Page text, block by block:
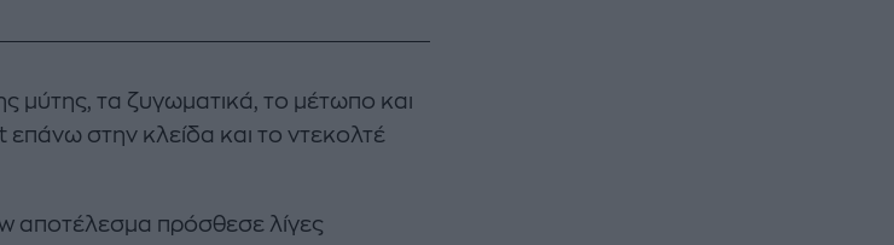
μύτης, τα ζυγωματικά, το μέτωπο και
στην κλείδα και το ντεκολτέ
αποτέλεσμα πρόσθεσε λίγες